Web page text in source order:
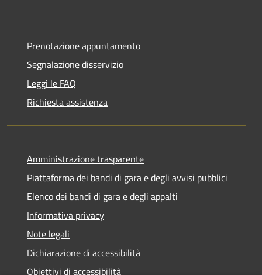
Prenotazione appuntamento
Segnalazione disservizio
Leggi le FAQ
Richiesta assistenza
Amministrazione trasparente
Piattaforma dei bandi di gara e degli avvisi pubblici
Elenco dei bandi di gara e degli appalti
Informativa privacy
Note legali
Dichiarazione di accessibilità
Obiettivi di accessibilità